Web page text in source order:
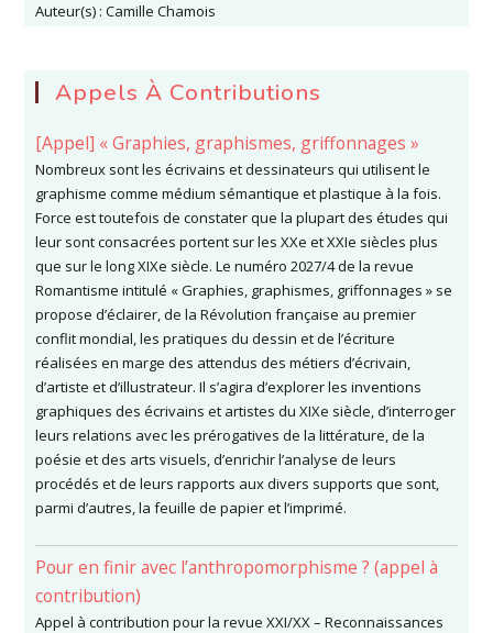
Auteur(s) :Camille Chamois
Appels À Contributions
[Appel] « Graphies, graphismes, griffonnages »
Nombreux sont les écrivains et dessinateurs qui utilisent le
graphisme comme médium sémantique et plastique à la fois.
Force est toutefois de constater que la plupart des études qui
leur sont consacrées portent sur les XXe et XXIe siècles plus
que sur le long XIXe siècle. Le numéro 2027/4 de la revue
Romantisme intitulé « Graphies, graphismes, griffonnages » se
propose d’éclairer, de la Révolution française au premier
conflit mondial, les pratiques du dessin et de l’écriture
réalisées en marge des attendus des métiers d’écrivain,
d’artiste et d’illustrateur. Il s’agira d’explorer les inventions
graphiques des écrivains et artistes du XIXe siècle, d’interroger
leurs relations avec les prérogatives de la littérature, de la
poésie et des arts visuels, d’enrichir l’analyse de leurs
procédés et de leurs rapports aux divers supports que sont,
parmi d’autres, la feuille de papier et l’imprimé.
Pour en finir avec l’anthropomorphisme ? (appel à
contribution)
Appel à contribution pour la revue XXI/XX – Reconnaissances